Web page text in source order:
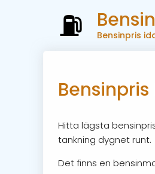
Bensinpris
Hitta lägsta
tankning dygnet runt.
Det finns en